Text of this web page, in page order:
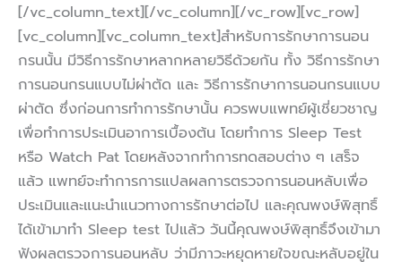
[/vc_column_text][/vc_column][/vc_row][vc_row]
[vc_column][vc_column_text]สำหรับการรักษาการนอน
กรนนั้น มีวิธีการรักษาหลากหลายวิธีด้วยกัน ทั้ง วิธีการรักษา
การนอนกรนแบบไม่ผ่าตัด และ วิธีการรักษาการนอนกรนแบบ
ผ่าตัด ซึ่งก่อนการทำการรักษานั้น ควรพบแพทย์ผู้เชี่ยวชาญ
เพื่อทำการประเมินอาการเบื้องต้น โดยทำการ Sleep Test
หรือ Watch Pat โดยหลังจากทำการทดสอบต่าง ๆ เสร็จ
แล้ว แพทย์จะทำการการแปลผลการตรวจการนอนหลับเพื่อ
ประเมินและแนะนำแนวทางการรักษาต่อไป และคุณพงษ์พิสุทธิ์
ได้เข้ามาทำ Sleep test ไปแล้ว วันนี้คุณพงษ์พิสุทธิ์จึงเข้ามา
ฟังผลตรวจการนอนหลับ ว่ามีภาวะหยุดหายใจขณะหลับอยู่ใน